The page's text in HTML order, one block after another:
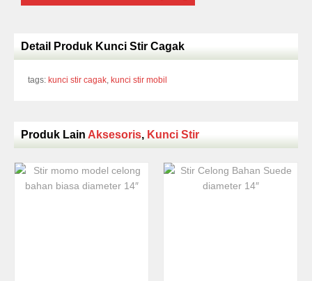
Detail Produk Kunci Stir Cagak
tags: kunci stir cagak, kunci stir mobil
Produk Lain Aksesoris, Kunci Stir